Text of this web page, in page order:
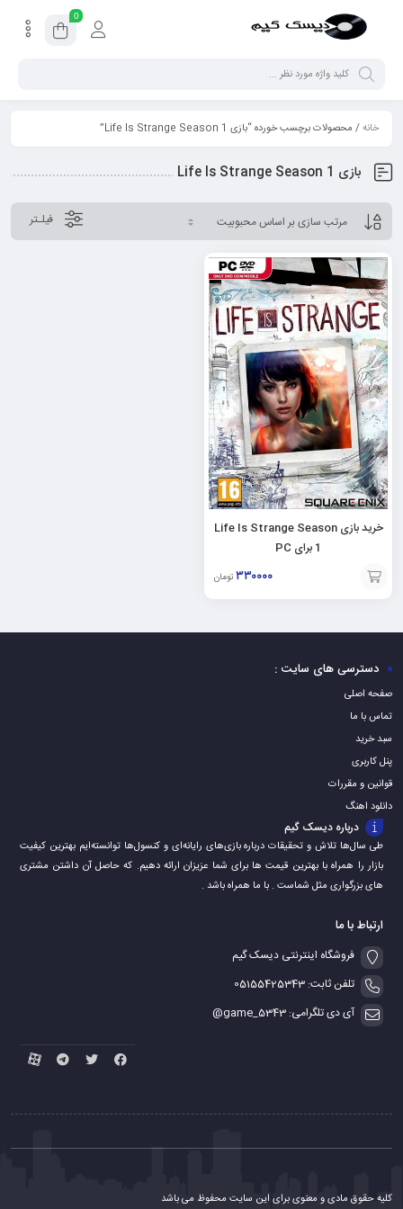
0
خانه/ محصولات برچسب خورده “بازی Life Is Strange Season 1”
بازی Life Is Strange Season 1
فیلـتر
خرید بازی Life Is Strange Season
1 برای PC
۳۳۰۰۰۰ تومان
افزودن
به
دسترسی های سایت :
صفحه اصلی
تماس با ما
سبد خرید
پنل کاربری
قوانین و مقررات
دانلود اهنگ
درباره دیسک گیم
طی سال‌ها تلاش و تحقیقات درباره بازی‌های رایانه‌ای و کنسول‌ها توانسته‌ایم بهترین کیفیت
بازار را همراه با بهترین قیمت ها برای شما عزیزان ارائه دهیم. که حاصل آن داشتن مشتری
های بزرگواری مثل شماست . با ما همراه باشد .
ارتباط با ما
فروشگاه اینترنتی دیسک گیم
تلفن ثابت: 05155425343
آی دی تلگرامی: game_5343@
کلیه حقوق مادی و معنوی برای این سایت محفوظ می باشد